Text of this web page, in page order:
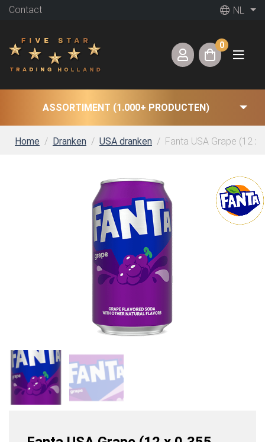
Contact NL
0
ASSORTIMENT (1.000+ PRODUCTEN)
Home Dranken USA dranken Fanta USA Grape (12 x